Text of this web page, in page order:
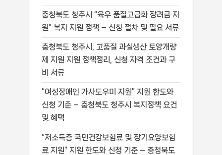
충청북도 청주시 “육우 품질고급화 장려금 지
원” 복지 지원 정책 – 신청 절차 및 필요 서류
충청북도 청주시, 고품질 과실생산 토양개량
제 지원 지원 정책정리, 신청 자격 조건과 구
비 서류
“여성장애인 가사도우미 지원” 지원 한도와
신청 기준 – 충청북도 청주시 복지정책 요건
및 혜택
“저소득층 국민건강보험료 및 장기요양보험
료 지원” 지원 한도와 신청 기준 – 충청북도